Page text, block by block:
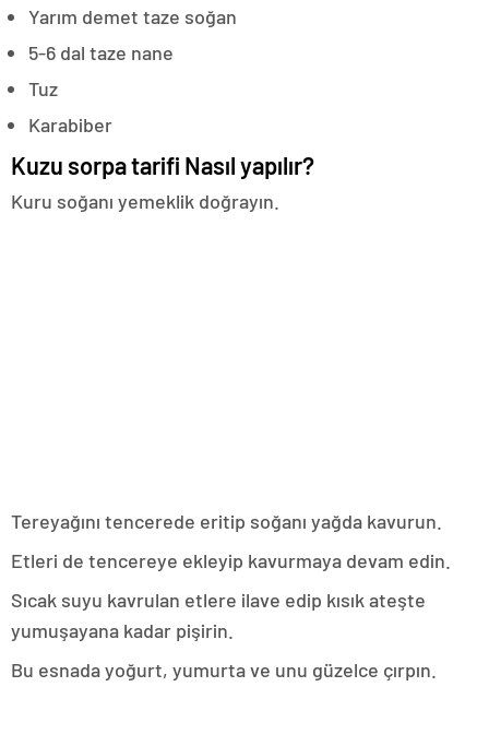
Yarım demet taze soğan
5-6 dal taze nane
Tuz
Karabiber
Kuzu sorpa tarifi Nasıl yapılır?
Kuru soğanı yemeklik doğrayın.
Tereyağını tencerede eritip soğanı yağda kavurun.
Etleri de tencereye ekleyip kavurmaya devam edin.
Sıcak suyu kavrulan etlere ilave edip kısık ateşte
yumuşayana kadar pişirin.
Bu esnada yoğurt, yumurta ve unu güzelce çırpın.